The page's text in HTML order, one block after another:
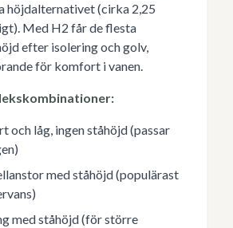
höjdalternativet (cirka 2,25
Med H2 får de flesta
efter isolering och golv,
för komfort i vanen.
och låg, ingen ståhöjd (passar
med ståhöjd (populärast
med ståhöjd (för större